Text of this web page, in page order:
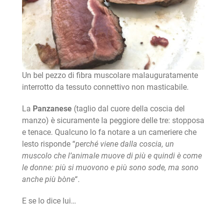
Un bel pezzo di fibra muscolare malauguratamente
interrotto da tessuto connettivo non masticabile.
La Panzanese(taglio dal cuore della coscia del
manzo) è sicuramente la peggiore delle tre: stopposa
e tenace. Qualcuno lo fa notare a un cameriere che
lesto risponde “perché viene dalla coscia, un
muscolo che l’animale muove di più e quindi è come
le donne: più si muovono e più sono sode, ma sono
anche più bòne“.
E se lo dice lui…